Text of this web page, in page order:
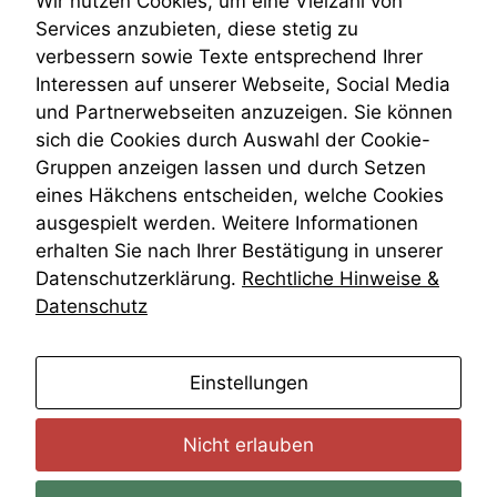
Venezuela
VRK
Wiederherstellungsanordnung
Zivilprozessordnung
ZPO
Zustellfiktion
Zuständigkeit
Öffentliches Personalrecht
Öffentlichkeitsprinzip
Services anzubieten, diese stetig zu
verbessern sowie Texte entsprechend Ihrer
Interessen auf unserer Webseite, Social Media
und Partnerwebseiten anzuzeigen. Sie können
sich die Cookies durch Auswahl der Cookie-
Gruppen anzeigen lassen und durch Setzen
eines Häkchens entscheiden, welche Cookies
ausgespielt werden. Weitere Informationen
erhalten Sie nach Ihrer Bestätigung in unserer
Datenschutzerklärung. Rechtliche Hinweise &
Datenschutz
Einstellungen
Nicht erlauben
Daten auf.
Funktionalität
Einige
Funktionen auf
dieser Website
sind optional.
Wenn Sie
diese Option
deaktivieren,
kann die
Marketing
Wir speichern